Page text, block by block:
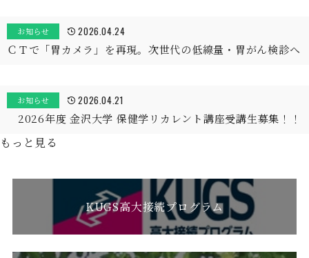
お知らせ 2026.04.24
ＣＴで「胃カメラ」を再現。次世代の低線量・胃がん検診へ
お知らせ 2026.04.21
2026年度 金沢大学 保健学リカレント講座受講生募集！！
もっと見る
KUGS高大接続プログラム